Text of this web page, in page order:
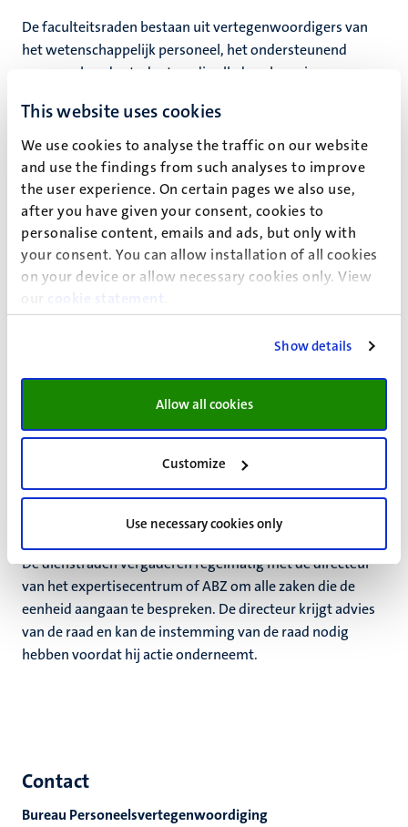
This website uses cookies
We use cookies to analyse the traffic on our website
and use the findings from such analyses to improve
the user experience. On certain pages we also use,
after you have given your consent, cookies to
personalise content, emails and ads, but only with
your consent. You can allow installation of all cookies
on your device or allow necessary cookies only. View
our
cookie statement
Show details
Allow all cookies
Customize
Use necessary cookies only
De faculteitsraden bestaan uit vertegenwoordigers van
het wetenschappelijk personeel, het ondersteunend
personeel en de studenten, die elk door hun eigen groep
personeel hebben een zittingstermijn van twee jaar,
terwijl studenten een zittingstermijn van een jaar hebben.
De faculteitsraden hebben;
instemmingsrecht op facultaire regelingen,
onderdelen van de Onderwijs- en Examenregeling,
richtlijnen met betrekking tot onderwijs, onderzoek en
internationalisering;
Algemene Bestuurlijke Zaken (ABZ) en elk ander
expertisecentrum heeft een eigen dienstraad, met een
bestaan uit medewerkers van de betreffende eenheden,
die door hun collega's zijn gekozen.
De dienstraden vergaderen regelmatig met de directeur
van het expertisecentrumof ABZ om alle zaken die de
eenheid aangaan te bespreken. De directeur krijgt advies
van de raad en kan de instemming van de raad nodig
hebben voordat hij actie onderneemt.
Contact
Bureau Personeelsvertegenwoordiging